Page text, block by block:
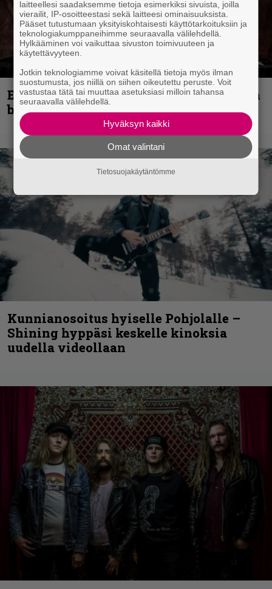
Espoon syyskuu käynnistyy kotimaisen
black metalin merkeissä
Kunnianosoitus hyiselle Pohjolalle –
Shining hyppäsi keskelle kinoksia
uudella videollaan
laitteellesi saadaksemme tietoja esimerkiksi sivuista, joilla
vierailit, IP-osoitteestasi sekä laitteesi ominaisuuksista.
Pääset tutustumaan yksityiskohtaisesti käyttötarkoituksiin ja
teknologiakumppaneihimme seuraavalla välilehdellä.
Hylkääminen voi vaikuttaa sivuston toimivuuteen ja
käytettävyyteen.
Jotkin teknologiamme voivat käsitellä tietoja myös ilman
suostumusta, jos niillä on siihen oikeutettu peruste. Voit
vastustaa tätä tai muuttaa asetuksiasi milloin tahansa
seuraavalla välilehdellä.
Hyväksyn kaikki
Omat valintani
Tietosuojakäytäntömme